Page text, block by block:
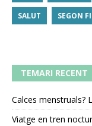
SALUT SEGON
TEMARI RECENT
Calces menstruals?
Viatge en tren